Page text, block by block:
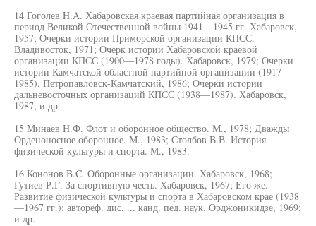
14 Гоголев H.A. Хабаровская краевая партийная организация в
период Великой Отечественной войны 1941—1945 гг. Хабаровск,
1957; Очерки истории Приморской организации КПСС.
Владивосток, 1971; Очерк истории Хабаровской краевой
организации КПСС (1900—1978 годы). Хабаровск, 1979; Очерки
истории Камчатской областной партийной организации (1917—
1985). Петропавловск-Камчатский, 1986; Очерки истории
дальневосточных организаций КПСС (1938—1987). Хабаровск,
1987; и др.
15 Минаев Н.Ф. Флот и оборонное общество. М., 1978; Дважды
Орденоносное оборонное. М., 1983; Столбов В.В. История
физической культуры и спорта. М., 1983.
16 Кононов B.C. Оборонные организации. Хабаровск, 1968;
Гутиев Р.Г. За спортивную честь. Хабаровск, 1967; Его же.
Развитие физической культуры и спорта в Хабаровском крае (1938
—1967 гг.): автореф. дис. ... канд. пед. наук. Орджоникидзе, 1969;
и др.